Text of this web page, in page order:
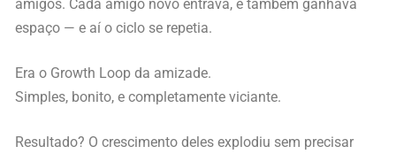
amigos. Cada amigo novo entrava, e também ganhava
espaço — e aí o ciclo se repetia.
Era o Growth Loop da amizade.
Simples, bonito, e completamente viciante.
Resultado? O crescimento deles explodiu sem precisar